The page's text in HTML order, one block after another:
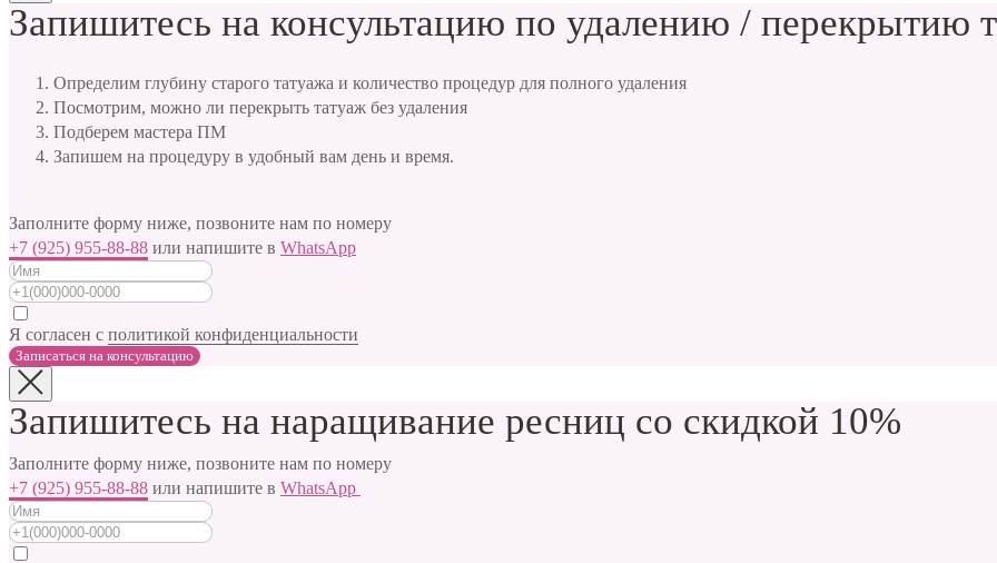
Запишитесь на консультацию по удалению / перекрытию
Определим глубину старого татуажа и количество процедур для полного удаления
Посмотрим, можно ли перекрыть татуаж без удаления
Подберем мастера ПМ
Запишем на процедуру в удобный вам день и время.
Заполните форму ниже, позвоните нам по номеру
+7 (925) 955-88-88 или напишите в WhatsApp
Я согласен с политикой конфиденциальности
Записаться на консультацию
Запишитесь на наращивание ресниц со скидкой 10%
Заполните форму ниже, позвоните нам по номеру
+7 (925) 955-88-88 или напишите в WhatsApp